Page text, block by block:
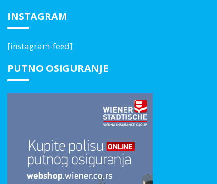
INSTAGRAM
[instagram-feed]
PUTNO OSIGURANJE